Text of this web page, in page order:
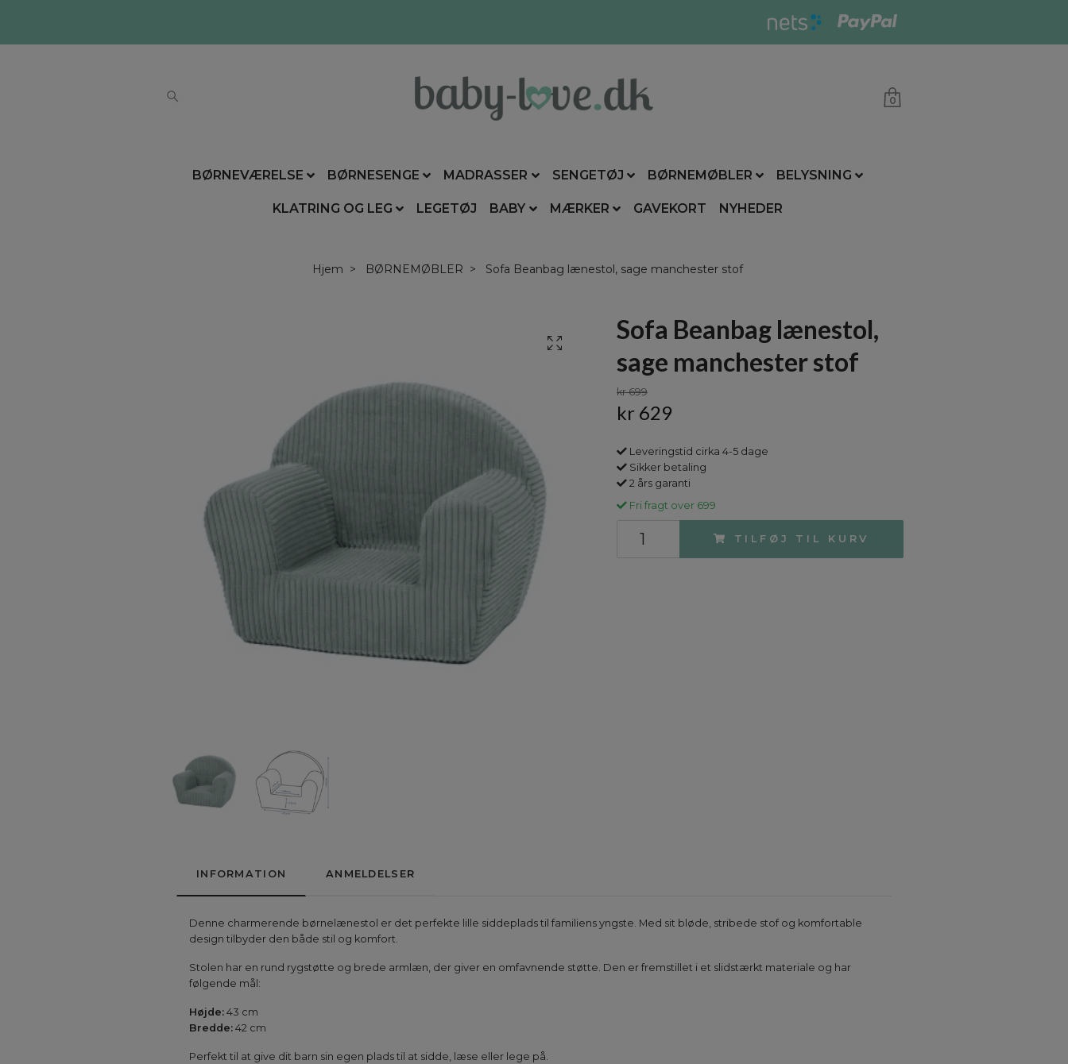
0
BØRNEVÆRELSE BØRNESENGE MADRASSER SENGETØJ BØRNEMØBLER BELYSNING
KLATRING OG LEG LEGETØJ BABY MÆRKER GAVEKORT NYHEDER
Hjem BØRNEMØBLER Sofa Beanbag lænestol, sage manchester stof
Sofa Beanbag lænestol,
sage manchester stof
kr 699
kr 629
Leveringstid cirka 4-5 dage
Sikker betaling
2 års garanti
Fri fragt over 699
TILFØJ TIL KURV
INFORMATION ANMELDELSER
Denne charmerende børnelænestol er det perfekte lille siddeplads til familiens yngste. Med sit bløde, stribede stof og komfortable
design tilbyder den både stil og komfort.
Stolen har en rund rygstøtte og brede armlæn, der giver en omfavnende støtte. Den er fremstillet i et slidstærkt materiale og har
følgende mål:
Højde: 43 cm
Bredde: 42 cm
Perfekt til at give dit barn sin egen plads til at sidde, læse eller lege på.